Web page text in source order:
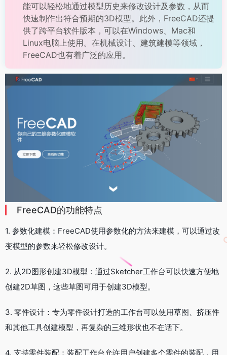
能可以轻松地通过模型历史来修改设计及参数，从而
快速制作出符合预期的3D模型。此外，FreeCAD还提
供了跨平台软件版本，可以在Windows、Mac和
Linux电脑上使用。在机械设计、建筑建模等领域，
FreeCAD也有着广泛的应用。
FreeCAD的功能特点
1. 参数化建模：FreeCAD使用参数化的方法来建模，可以通过改
变模型的参数来轻松修改设计。
2. 从2D图形创建3D模型：通过Sketcher工作台可以快速方便地
创建2D草图，这些草图可用于创建3D模型。
3. 零件设计：专为零件设计打造的工作台可以使用草图、挤压件
和其他工具创建模型，再复杂的三维形状也不在话下。
4. 支持零件装配：装配工作台允许用户创建多个零件的装配，用